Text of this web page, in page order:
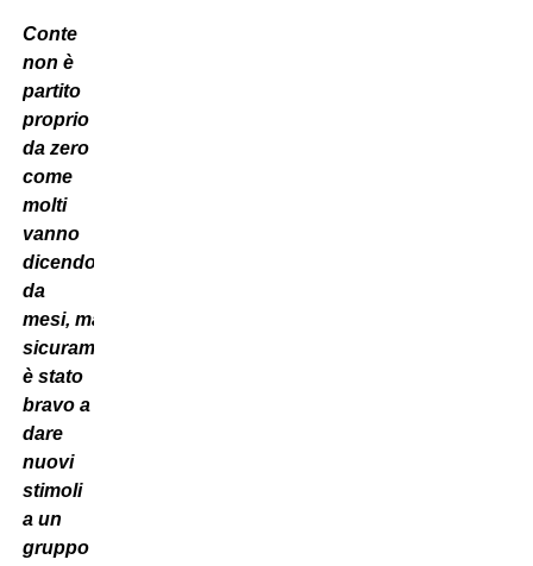
Conte
non è
partito
proprio
da zero
come
molti
vanno
dicendo
da
mesi, ma
sicuramente
è stato
bravo a
dare
nuovi
stimoli
a un
gruppo